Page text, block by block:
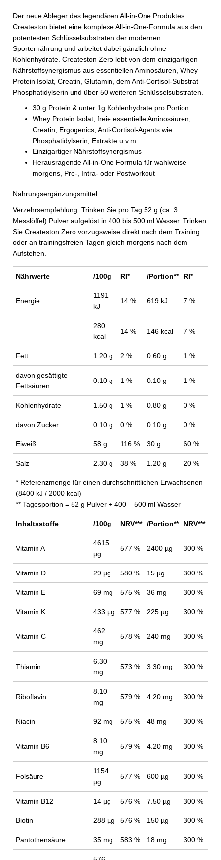
Der neue Ableger des legendären All-in-One Produktes
Createston bietet eine komplexe All-in-One-Formula aus den
potentesten Schlüsselsubstraten der modernen
Sporternährung und arbeitet dabei gänzlich ohne
Kohlenhydrate. Createston Zero lebt von dem einzigartigen
Nährstoffsynergismus aus essentiellen Aminosäuren, Whey
Protein Isolat, Creatin, Glutamin, dem Anti-Cortisol-Substrat
Phosphatidylserin und über 50 weiteren Schlüsselsubstraten.
30 g Protein & unter 1g Kohlenhydrate pro Portion
Whey Protein Isolat, freie essentielle Aminosäuren,
Creatin, Ergogenics, Anti-Cortisol-Agents wie
Phosphatidylserin, Extrakte u.v.m.
Einzigartiger Nährstoffsynergismus
Herausragende All-in-One Formula für wahlweise
morgens, Pre-, Intra- oder Postworkout
Nahrungsergänzungsmittel.
Verzehrsempfehlung: Trinken Sie pro Tag 52 g (ca. 3
Messlöffel) Pulver aufgelöst in 400 bis 500 ml Wasser. Trinken
Sie Createston Zero vorzugsweise direkt nach dem Training
oder an trainingsfreien Tagen gleich morgens nach dem
Aufstehen.
Nährwerte /100g RI* /Portion** RI*
Energie
1191
kJ
14 % 619 kJ 7 %
280
kcal
14 % 146 kcal 7 %
Fett 1.20 g 2 % 0.60 g 1 %
davon gesättigte
Fettsäuren
0.10 g 1 % 0.10 g 1 %
Kohlenhydrate 1.50 g 1 % 0.80 g 0 %
davon Zucker 0.10 g 0 % 0.10 g 0 %
Eiweiß 58 g 116 % 30 g 60 %
Salz 2.30 g 38 % 1.20 g 20 %
* Referenzmenge für einen durchschnittlichen Erwachsenen
(8400 kJ / 2000 kcal)
** Tagesportion = 52 g Pulver + 400 – 500 ml Wasser
Inhaltsstoffe /100g NRV*** /Portion** NRV***
Vitamin A
4615
µg
577 % 2400 µg 300 %
Vitamin D 29 µg 580 % 15 µg 300 %
Vitamin E 69 mg 575 % 36 mg 300 %
Vitamin K 433 µg 577 % 225 µg 300 %
Vitamin C
462
mg
578 % 240 mg 300 %
Thiamin
6.30
mg
573 % 3.30 mg 300 %
Riboflavin
8.10
mg
579 % 4.20 mg 300 %
Niacin 92 mg 575 % 48 mg 300 %
Vitamin B6
8.10
mg
579 % 4.20 mg 300 %
Folsäure
1154
µg
577 % 600 µg 300 %
Vitamin B12 14 µg 576 % 7.50 µg 300 %
Biotin 288 µg 576 % 150 µg 300 %
Pantothensäure 35 mg 583 % 18 mg 300 %